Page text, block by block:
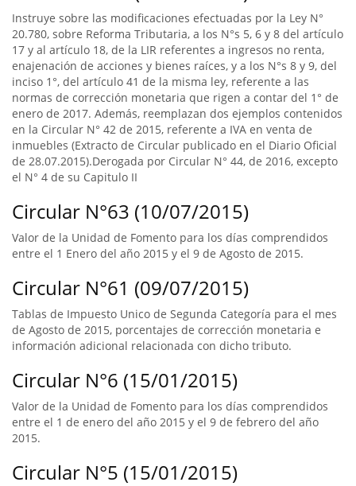
Instruye sobre las modificaciones efectuadas por la Ley N°
20.780, sobre Reforma Tributaria, a los N°s 5, 6 y 8 del artículo
17 y al artículo 18, de la LIR referentes a ingresos no renta,
enajenación de acciones y bienes raíces, y a los N°s 8 y 9, del
inciso 1°, del artículo 41 de la misma ley, referente a las
normas de corrección monetaria que rigen a contar del 1° de
enero de 2017. Además, reemplazan dos ejemplos contenidos
en la Circular N° 42 de 2015, referente a IVA en venta de
inmuebles (Extracto de Circular publicado en el Diario Oficial
de 28.07.2015).Derogada por Circular N° 44, de 2016, excepto
el N° 4 de su Capitulo II
Circular N°63 (10/07/2015)
Valor de la Unidad de Fomento para los días comprendidos
entre el 1 Enero del año 2015 y el 9 de Agosto de 2015.
Circular N°61 (09/07/2015)
Tablas de Impuesto Unico de Segunda Categoría para el mes
de Agosto de 2015, porcentajes de corrección monetaria e
información adicional relacionada con dicho tributo.
Circular N°6 (15/01/2015)
Valor de la Unidad de Fomento para los días comprendidos
entre el 1 de enero del año 2015 y el 9 de febrero del año
2015.
Circular N°5 (15/01/2015)